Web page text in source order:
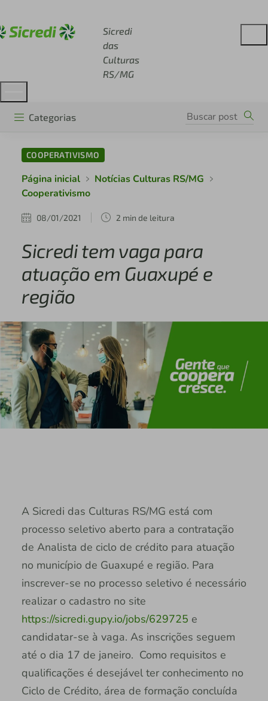
Sicredi
das
Culturas
RS/MG
Categorias
COOPERATIVISMO
Página inicial
Notícias Culturas RS/MG
Cooperativismo
08/01/2021 2 min de leitura
Sicredi tem vaga para
atuação em Guaxupé e
região
A Sicredi das Culturas RS/MG está com
processo seletivo aberto para a contratação
de Analista de ciclo de crédito para atuação
no município de Guaxupé e região. Para
inscrever-se no processo seletivo é necessário
realizar o cadastro no site
https://sicredi.gupy.io/jobs/629725 e
candidatar-se à vaga. As inscrições seguem
até o dia 17 de janeiro. Como requisitos e
qualificações é desejável ter conhecimento no
Ciclo de Crédito, área de formação concluída